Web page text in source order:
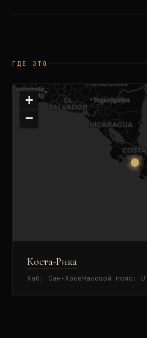
ГДЕ ЭТО
+
−
Коста-Рика
Хаб: Сан-ХосеЧасовой пояс: